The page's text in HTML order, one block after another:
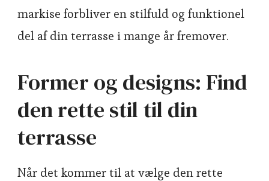
markise forbliver en stilfuld og funktionel
del af din terrasse i mange år fremover.
Former og designs: Find
den rette stil til din
terrasse
Når det kommer til at vælge den rette